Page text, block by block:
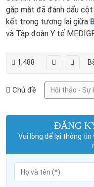
gặp mặt đã đánh dấu
kết trong tương lai giữa
và Tập đoàn Y tế
1,488
Chủ đề Hội thảo - Sự
ĐĂNG
Vui lòng để lại thông